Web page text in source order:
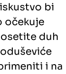
bi
očekuje
duh
i na